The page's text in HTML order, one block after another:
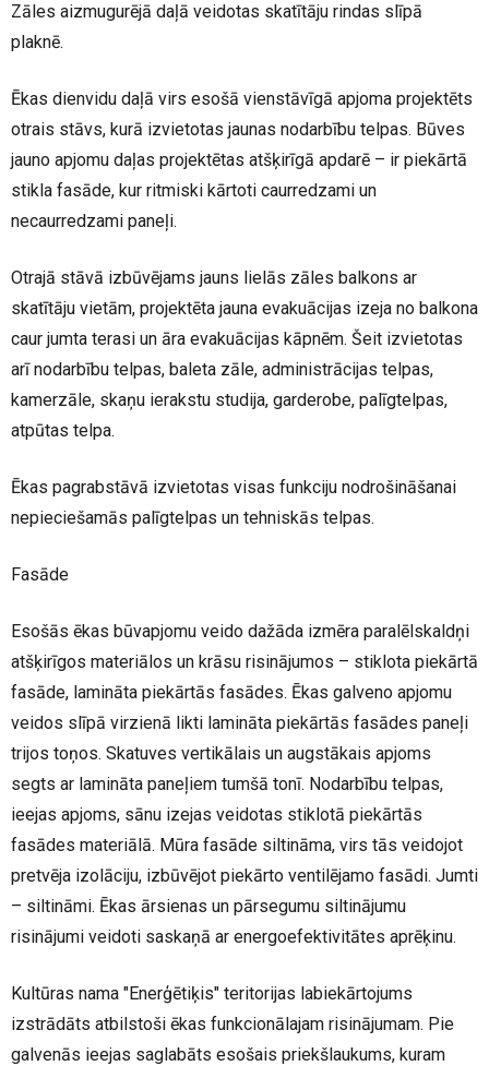
Zāles aizmugurējā daļā veidotas skatītāju rindas slīpā
plaknē.
Ēkas dienvidu daļā virs esošā vienstāvīgā apjoma projektēts
otrais stāvs, kurā izvietotas jaunas nodarbību telpas. Būves
jauno apjomu daļas projektētas atšķirīgā apdarē – ir piekārtā
stikla fasāde, kur ritmiski kārtoti caurredzami un
necaurredzami paneļi.
Otrajā stāvā izbūvējams jauns lielās zāles balkons ar
skatītāju vietām, projektēta jauna evakuācijas izeja no balkona
caur jumta terasi un āra evakuācijas kāpnēm. Šeit izvietotas
arī nodarbību telpas, baleta zāle, administrācijas telpas,
kamerzāle, skaņu ierakstu studija, garderobe, palīgtelpas,
atpūtas telpa.
Ēkas pagrabstāvā izvietotas visas funkciju nodrošināšanai
nepieciešamās palīgtelpas un tehniskās telpas.
Fasāde
Esošās ēkas būvapjomu veido dažāda izmēra paralēlskaldņi
atšķirīgos materiālos un krāsu risinājumos – stiklota piekārtā
fasāde, lamināta piekārtās fasādes. Ēkas galveno apjomu
veidos slīpā virzienā likti lamināta piekārtās fasādes paneļi
trijos toņos. Skatuves vertikālais un augstākais apjoms
segts ar lamināta paneļiem tumšā tonī. Nodarbību telpas,
ieejas apjoms, sānu izejas veidotas stiklotā piekārtās
fasādes materiālā. Mūra fasāde siltināma, virs tās veidojot
pretvēja izolāciju, izbūvējot piekārto ventilējamo fasādi. Jumti
– siltināmi. Ēkas ārsienas un pārsegumu siltinājumu
risinājumi veidoti saskaņā ar energoefektivitātes aprēķinu.
Kultūras nama "Enerģētiķis" teritorijas labiekārtojums
izstrādāts atbilstoši ēkas funkcionālajam risinājumam. Pie
galvenās ieejas saglabāts esošais priekšlaukums, kuram